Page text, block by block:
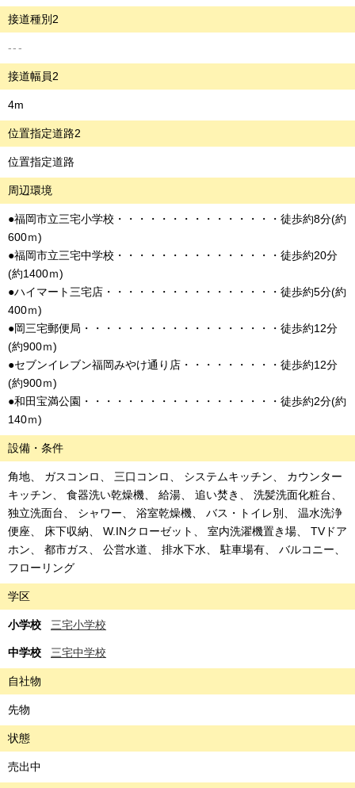
接道種別2
---
接道幅員2
4m
位置指定道路2
位置指定道路
周辺環境
●福岡市立三宅小学校・・・・・・・・・・・・・・・徒歩約8分(約
600ｍ)
●福岡市立三宅中学校・・・・・・・・・・・・・・・徒歩約20分
(約1400ｍ)
●ハイマート三宅店・・・・・・・・・・・・・・・・徒歩約5分(約
400ｍ)
●岡三宅郵便局・・・・・・・・・・・・・・・・・・徒歩約12分
(約900ｍ)
●セブンイレブン福岡みやけ通り店・・・・・・・・・徒歩約12分
(約900ｍ)
●和田宝満公園・・・・・・・・・・・・・・・・・・徒歩約2分(約
140ｍ)
設備・条件
角地 ガスコンロ 三口コンロ システムキッチン
カウンター
キッチン
食器洗い乾燥機 給湯 追い焚き
洗髪洗面化粧台
独立洗面台
シャワー 浴室乾燥機 バス・トイレ別
温水洗浄
便座
床下収納 W.INクローゼット 室内洗濯機置き場
TVドア
ホン
都市ガス 公営水道 排水下水 駐車場有
バルコニー
フローリング
学区
小学校 三宅小学校
中学校 三宅中学校
自社物
先物
状態
売出中